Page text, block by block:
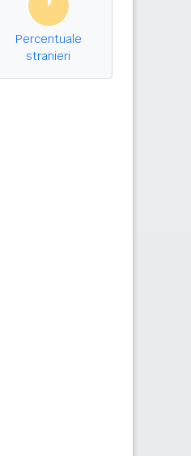
Percentuale
stranieri